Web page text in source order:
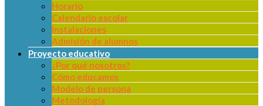
Horario
Calendario escolar
Instalaciones
Admisión de alumnos
Proyecto educativo
¿Por qué nosotros?
Cómo educamos
Modelo de persona
Metodología